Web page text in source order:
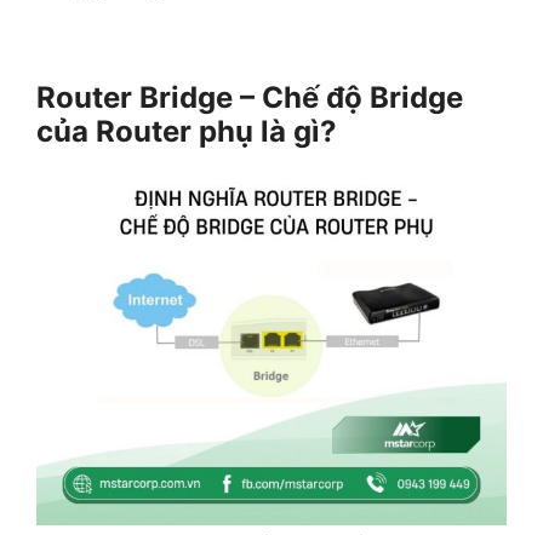
Router Bridge – Chế độ Bridge
của Router phụ là gì?